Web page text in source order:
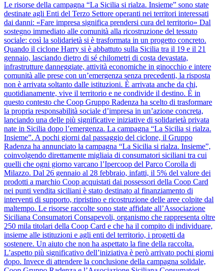
Le risorse della campagna “La Sicilia si rialza. Insieme” sono state
destinate agli Enti del Terzo Settore operanti nei territori interessati
dai danni: «Fare impresa significa prendersi cura del territorio» Dal
sostegno immediato alle comunità alla ricostruzione del tessuto
sociale: così la solidarietà si è trasformata in un progetto concreto.
Quando il ciclone Harry si è abbattuto sulla Sicilia tra il 19 e il 21
gennaio, lasciando dietro di sé chilometri di costa devastata,
infrastrutture danneggiate, attività economiche in ginocchio e intere
comunità alle prese con un’emergenza senza precedenti, la risposta
non è arrivata soltanto dalle istituzioni. È arrivata anche da chi,
quotidianamente, vive il territorio e ne condivide il destino. È in
questo contesto che Coop Gruppo Radenza ha scelto di trasformare
la propria responsabilità sociale d’impresa in un’azione concreta,
lanciando una delle più significative iniziative di solidarietà privata
nate in Sicilia dopo l’emergenza. La campagna “La Sicilia si rialza.
Insieme”. A pochi giorni dal passaggio del ciclone, il Gruppo
Radenza ha annunciato la campagna “La Sicilia si rialza. Insieme”,
coinvolgendo direttamente migliaia di consumatori siciliani tra cui
quelli che ogni giorno varcano l’Ipercoop del Parco Corolla di
Milazzo. Dal 26 gennaio al 28 febbraio, infatti, il 5% del valore dei
prodotti a marchio Coop acquistati dai possessori della Coop Card
nei punti vendita siciliani è stato destinato al finanziamento di
interventi di supporto, ripristino e ricostruzione delle aree colpite dal
maltempo. Le risorse raccolte sono state affidate all’Associazione
Siciliana Consumatori Consapevoli, organismo che rappresenta oltre
250 mila titolari della Coop Card e che ha il compito di individuare,
insieme alle istituzioni e agli enti del territorio, i progetti da
sostenere. Un aiuto che non ha aspettato la fine della raccolta.
L’aspetto più significativo dell’iniziativa è però arrivato pochi giorni
dopo. Invece di attendere la conclusione della campagna solidale,